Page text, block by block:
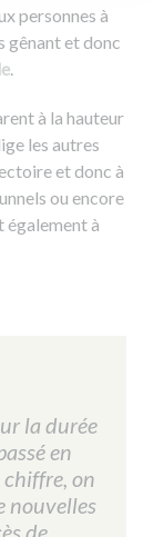
personnes à
gênant et donc
.
à la hauteur
les autres
et donc à
ou encore
également à
la durée
en
on
nouvelles
de